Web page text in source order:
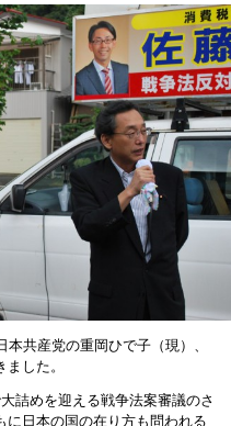
共産党の重岡ひで子（現）、
した。
詰めを迎える戦争法案審議のさ
日本の国の在り方も問われる